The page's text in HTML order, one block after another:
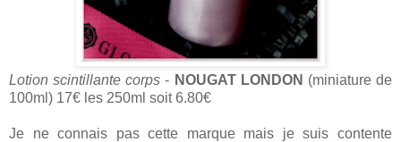
Lotion scintillante corps - NOUGAT LONDON (miniature de
100ml) 17€ les 250ml soit 6.80€
Je ne connais pas cette marque mais je suis contente